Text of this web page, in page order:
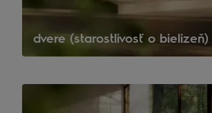
dvere (starostlivosť o bielizeň)